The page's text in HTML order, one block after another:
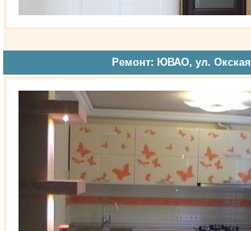
Ремонт: ЮВАО, ул. Окская